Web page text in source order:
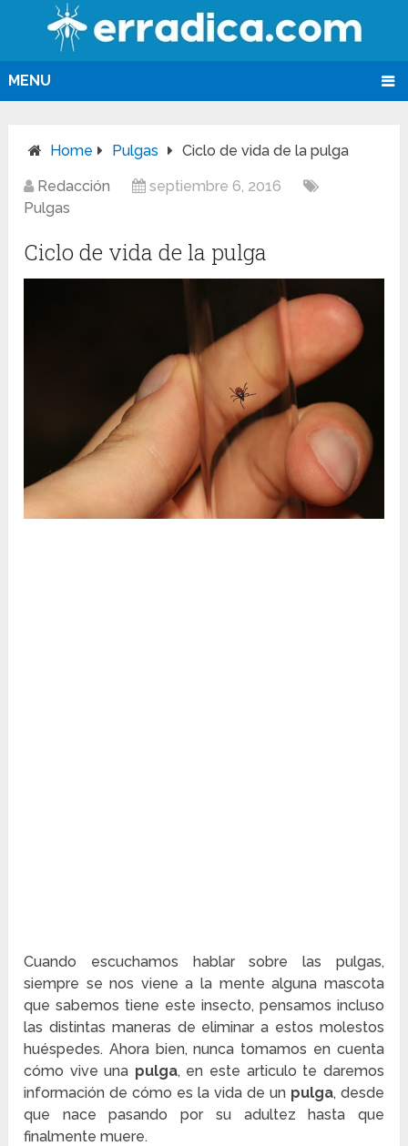
MENU
Home Pulgas Ciclo de vida de la pulga
Redacción
septiembre 6, 2016
Pulgas
Ciclo de vida de la pulga
Cuando escuchamos hablar sobre las pulgas,
siempre se nos viene a la mente alguna mascota
que sabemos tiene este insecto, pensamos incluso
las distintas maneras de eliminar a estos molestos
huéspedes. Ahora bien, nunca tomamos en cuenta
cómo vive una pulga, en este articulo te daremos
información de cómo es la vida de un pulga, desde
que nace pasando por su adultez hasta que
finalmente muere.